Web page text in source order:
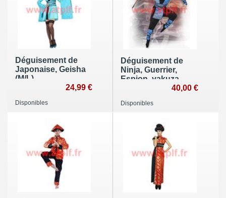
Déguisement de
Japonaise, Geisha
(M/L)
24,99 €
Disponibles
Déguisement de
Ninja, Guerrier,
Espion, yakuza
40,00 €
Disponibles